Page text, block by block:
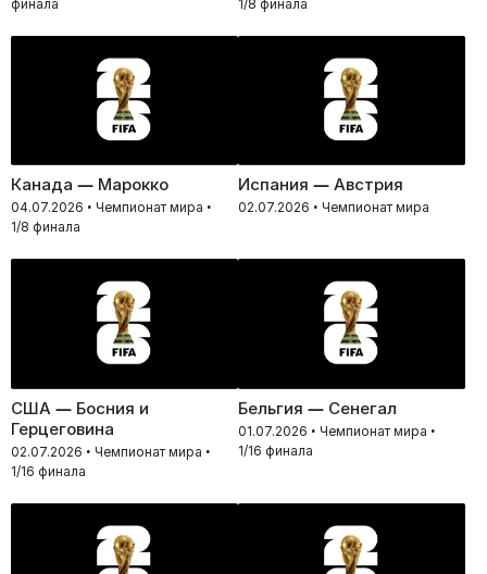
финала
1/8 финала
Канада — Марокко
04.07.2026 • Чемпионат мира •
1/8 финала
Испания — Австрия
02.07.2026 • Чемпионат мира
США — Босния и
Герцеговина
02.07.2026 • Чемпионат мира •
1/16 финала
Бельгия — Сенегал
01.07.2026 • Чемпионат мира •
1/16 финала